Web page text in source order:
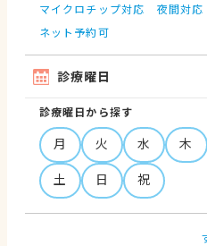
マイクロチップ対応
夜間対応
ネット予約可
診療曜日
診療曜日から探す
月 火 水 木
土
日 祝